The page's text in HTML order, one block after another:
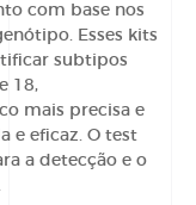
com base nos
Esses kits
subtipos
18,
mais precisa e
e eficaz. O test
a detecção e o